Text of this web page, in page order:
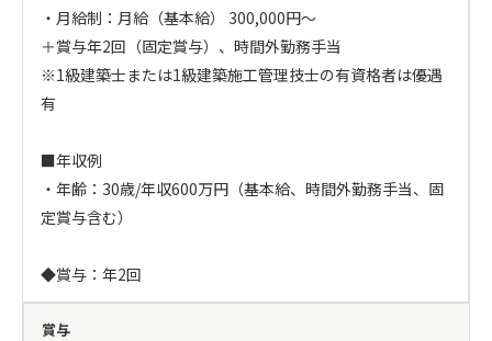
・月給制：月給（基本給） 300,000円～
＋賞与年2回（固定賞与）、時間外勤務手当
※1級建築士または1級建築施工管理技士の有資格者は優遇
有
■年収例
・年齢：30歳/年収600万円（基本給、時間外勤務手当、固
定賞与含む）
◆賞与：年2回
賞与